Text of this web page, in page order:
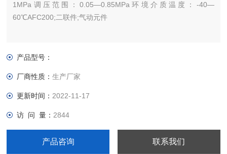
1MPa调压范围：0.05—0.85MPa环境介质温度：-40—
60℃AFC200;二联件;气动元件
产品型号：
厂商性质：生产厂家
更新时间： 2022-11-17
访 问 量： 2844
产品咨询 联系我们